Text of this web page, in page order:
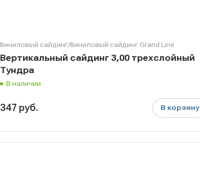
Виниловый сайдинг/Виниловый сайдинг Grand Line
Вертикальный сайдинг 3,00 трехслойный
Тундра
В наличии
347 руб. В корзину